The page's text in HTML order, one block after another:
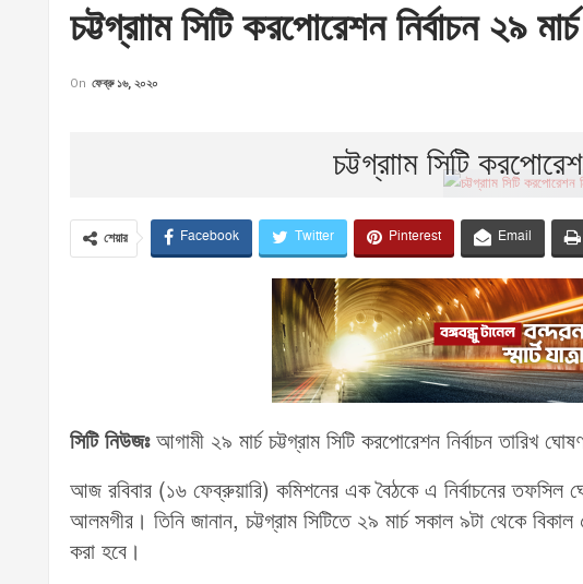
চট্টগ্রাাম সিটি করপোরেশন নির্বাচন ২৯ মার্চ
On ফেব্রু ১৬, ২০২০
চট্টগ্রাাম সিটি
শেয়ার Facebook Twitter Pinterest Email
সিটি নিউজঃআগামী ২৯ মার্চ চট্টগ্রাম সিটি করপোরেশন নির্বাচন তারিখ
আজ রবিবার (১৬ ফেব্রুয়ারি) কমিশনের এক বৈঠকে এ নির্বাচনের তফসিল
আলমগীর। তিনি জানান, চট্টগ্রাম সিটিতে ২৯ মার্চ সকাল ৯টা থেকে
করা হবে।